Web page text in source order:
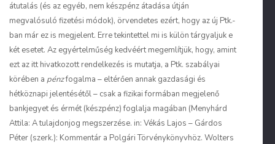
átutalás (és az egyéb, nem készpénz átadása útján
megvalósuló fizetési módok), örvendetes ezért, hogy az új Ptk.-
ban már ez is megjelent. Erre tekintettel mi is külön tárgyaljuk e
két esetet. Az egyértelműség kedvéért megemlítjük, hogy, amint
ezt az itt hivatkozott rendelkezés is mutatja, a Ptk. szabályai
körében a pénzfogalma – eltérően annak gazdasági és
hétköznapi jelentésétől – csak a fizikai formában megjelenő
bankjegyet és érmét (készpénz) foglalja magában (Menyhárd
Attila: A tulajdonjog megszerzése. in: Vékás Lajos – Gárdos
Péter (szerk.): Kommentár a Polgári Törvénykönyvhöz. Wolters